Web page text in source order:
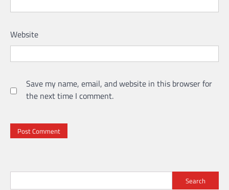
Website
Save my name, email, and website in this browser for
the next time I comment.
Search